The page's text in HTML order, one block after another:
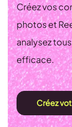
Créez vos
photos et
analysez
efficace.
Créez